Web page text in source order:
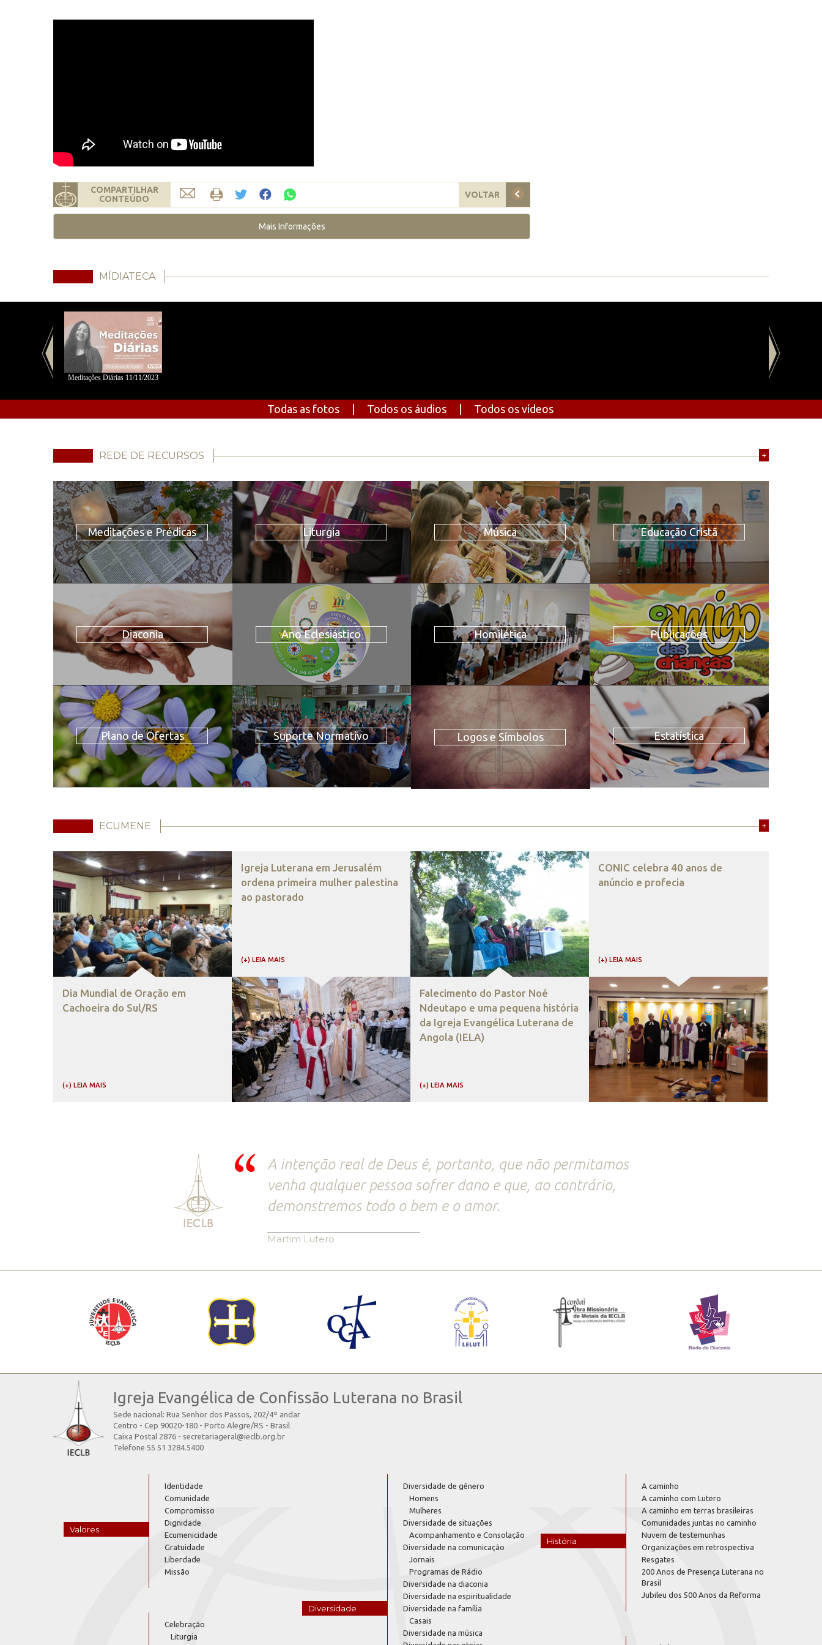
COMPARTILHAR
CONTEÚDO
VOLTAR
Mais Informações
MÍDIATECA
Meditações Diárias 11/11/2023
Todas as fotos Todos os áudios Todos os vídeos
REDE DE RECURSOS +
Meditações e Prédicas Liturgia Música Educação Cristã
Diaconia Ano Eclesiástico Homilética Publicações
Plano de Ofertas Suporte Normativo Logos e Símbolos Estatística
ECUMENE +
Dia Mundial de Oração em
Cachoeira do Sul/RS
(+) LEIA MAIS
Igreja Luterana em Jerusalém
ordena primeira mulher palestina
ao pastorado
(+) LEIA MAIS
Falecimento do Pastor Noé
Ndeutapo e uma pequena história
da Igreja Evangélica Luterana de
Angola (IELA)
(+) LEIA MAIS
CONIC celebra 40 anos de
anúncio e profecia
(+) LEIA MAIS
A intenção real de Deus é, portanto, que não permitamos
venha qualquer pessoa sofrer dano e que, ao contrário,
demonstremos todo o bem e o amor.
Martim Lutero
Igreja Evangélica de Confissão Luterana no Brasil
Sede nacional: Rua Senhor dos Passos, 202/4º andar
Centro - Cep 90020-180 - Porto Alegre/RS - Brasil
Caixa Postal 2876 - secretariageral@ieclb.org.br
Telefone 55 51 3284.5400
Valores
Identidade
Comunidade
Compromisso
Dignidade
Ecumenicidade
Gratuidade
Liberdade
Missão
Celebração
Liturgia
Diversidade
Diversidade de gênero
Homens
Mulheres
Diversidade de situações
Acompanhamento e Consolação
Diversidade na comunicação
Jornais
Programas de Rádio
Diversidade na diaconia
Diversidade na espiritualidade
Diversidade na família
Casais
Diversidade na música
História
A caminho
A caminho com Lutero
A caminho em terras brasileiras
Comunidades juntas no caminho
Nuvem de testemunhas
Organizações em retrospectiva
Resgates
200 Anos de Presença Luterana no
Brasil
Jubileu dos 500 Anos da Reforma